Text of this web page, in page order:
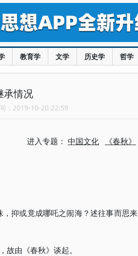
教育学 文学 历史学 哲学
承情况
：2019-10-20 22:59
进入专题： 中国文化 《春秋》
抑或竟成哪吒之闹海？述往事而思来
故由《春秋》谈起。